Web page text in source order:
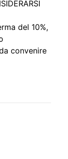
del 10%,
convenire